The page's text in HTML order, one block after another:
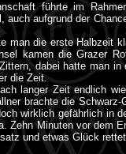
führte im
auch aufgrund der
man die erste Halbzeit
kamen die Grazer
dabei hatte man
die Zeit.
langer Zeit endlich
brachte die
wirklich gefährlich in
Zehn Minuten vor dem
und etwas Glück